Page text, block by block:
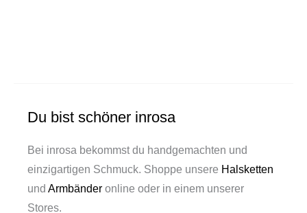
Du bist schöner inrosa
Bei inrosa bekommst du handgemachten und
einzigartigen Schmuck. Shoppe unsere Halsketten
und Armbänder online oder in einem unserer
Stores.